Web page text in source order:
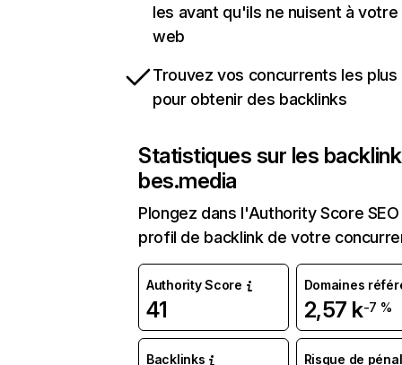
les avant qu'ils ne nuisent à
web
Trouvez vos concurrents les
pour obtenir des backlinks
Statistiques sur les
bes.media
Plongez dans l'Authority Score
profil de backlink de votre
Authority Score
41
Domaines
2,57 k-7 %
Backlinks
Risque de